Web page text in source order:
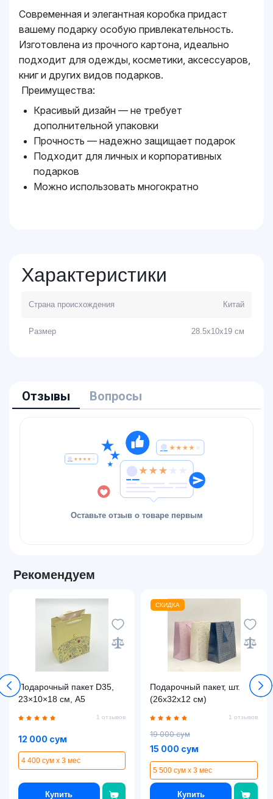
Современная и элегантная коробка придаст
вашему подарку особую привлекательность.
Изготовлена из прочного картона, идеально
подходит для одежды, косметики, аксессуаров,
книг и других видов подарков.
Преимущества:
Красивый дизайн — не требует
дополнительной упаковки
Прочность — надежно защищает подарок
Подходит для личных и корпоративных
подарков
Можно использовать многократно
Характеристики
Страна происхождения Китай
Размер 28.5x10x19 см
Отзывы Вопросы
Оставьте отзыв о товаре первым
Рекомендуем
Подарочный пакет D35,
23×10×18 см, A5
1 отзывов
12 000 сум
4 400 сум x 3 мес
Купить
СКИДКА
Подарочный пакет, шт.
(26x32x12 см)
1 отзывов
19 000 сум
15 000 сум
5 500 сум x 3 мес
Купить